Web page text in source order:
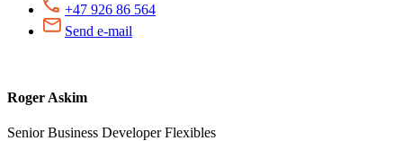
+47 926 86 564
Send e-mail
Roger Askim
Senior Business Developer Flexibles